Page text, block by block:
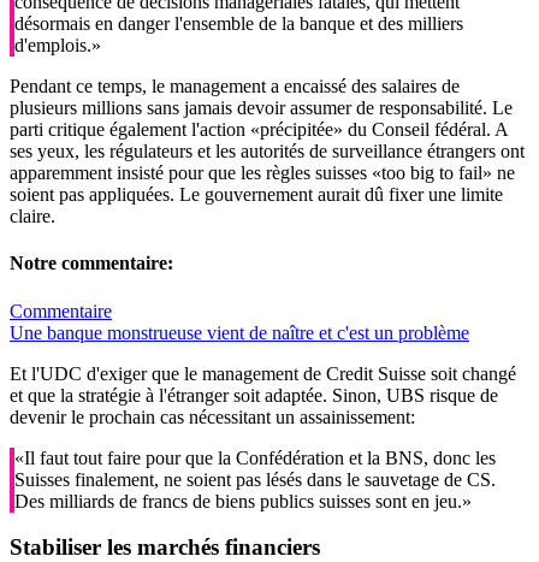
désormais en danger l'ensemble de la banque et des milliers
d'emplois.»
Pendant ce temps, le management a encaissé des salaires de
plusieurs millions sans jamais devoir assumer de responsabilité. Le
parti critique également l'action «précipitée» du Conseil fédéral. A
ses yeux, les régulateurs et les autorités de surveillance étrangers ont
apparemment insisté pour que les règles suisses «too big to fail» ne
soient pas appliquées. Le gouvernement aurait dû fixer une limite
claire.
Notre commentaire:
Commentaire
Une banque monstrueuse vient de naître et c'est un problème
Et l'UDC d'exiger que le management de Credit Suisse soit changé
et que la stratégie à l'étranger soit adaptée. Sinon, UBS risque de
devenir le prochain cas nécessitant un assainissement:
«Il faut tout faire pour que la Confédération et la BNS, donc les
Suisses finalement, ne soient pas lésés dans le sauvetage de CS.
Des milliards de francs de biens publics suisses sont en jeu.»
Stabiliser les marchés financiers